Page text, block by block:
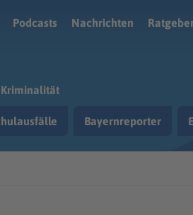
Podcasts Nachrichten
Kriminalität
Bayernreporter